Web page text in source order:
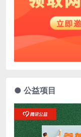
● 公益项目